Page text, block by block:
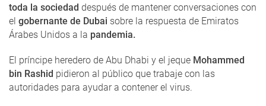
toda la sociedad después de mantener conversaciones con
el gobernante de Dubai sobre la respuesta de Emiratos
Árabes Unidos a la pandemia.
El príncipe heredero de Abu Dhabi y el jeque Mohammed
bin Rashid pidieron al público que trabaje con las
autoridades para ayudar a contener el virus.